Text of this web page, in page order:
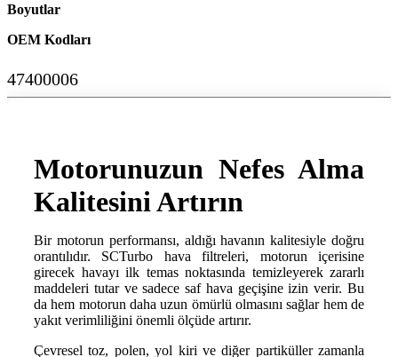
Boyutlar
OEM Kodları
47400006
Motorunuzun Nefes Alma
Kalitesini Artırın
Bir motorun performansı, aldığı havanın kalitesiyle doğru
orantılıdır. SCTurbo hava filtreleri, motorun içerisine
girecek havayı ilk temas noktasında temizleyerek zararlı
maddeleri tutar ve sadece saf hava geçişine izin verir. Bu
da hem motorun daha uzun ömürlü olmasını sağlar hem de
yakıt verimliliğini önemli ölçüde artırır.
Çevresel toz, polen, yol kiri ve diğer partiküller zamanla